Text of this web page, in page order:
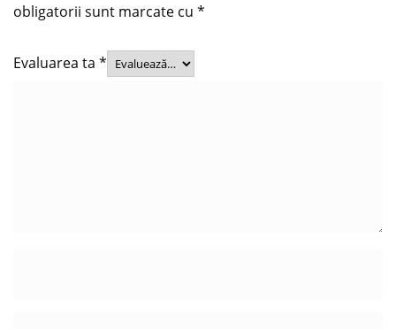
obligatorii sunt marcate cu *
Evaluarea ta *